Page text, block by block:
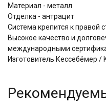
Материал - металл
Отделка - антрацит
Система крепится к правой
Высокое качество и
международными
Изготовитель Кессебёмер /